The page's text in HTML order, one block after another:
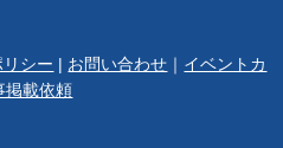
シー お問い合わせ
イベントカ
掲載依頼